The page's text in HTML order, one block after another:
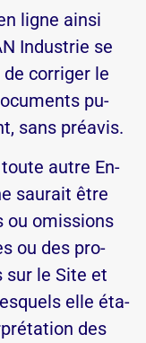
ligne ainsi
Industrie se
cor­riger le
pu­
sans pré­avis.
toute autre En­
sau­rait être
ou omis­sions
ou des pro­
sur le Site et
elle éta­
des